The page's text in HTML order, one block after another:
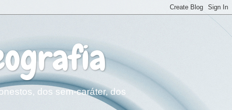
dos sem-caráter, dos